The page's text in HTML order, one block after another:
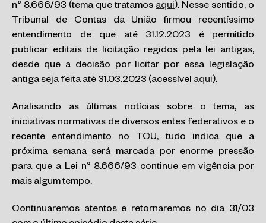
n° 8.666/93 (tema que tratamos aqui). Nesse sentido, o
Tribunal de Contas da União firmou recentíssimo
entendimento de que até 31.12.2023 é permitido
publicar editais de licitação regidos pela lei antigas,
desde que a decisão por licitar por essa legislação
antiga seja feita até 31.03.2023 (acessível aqui).
Analisando as últimas notícias sobre o tema, as
iniciativas normativas de diversos entes federativos e o
recente entendimento no TCU, tudo indica que a
próxima semana será marcada por enorme pressão
para que a Lei n° 8.666/93 continue em vigência por
mais algum tempo.
Continuaremos atentos e retornaremos no dia 31/03